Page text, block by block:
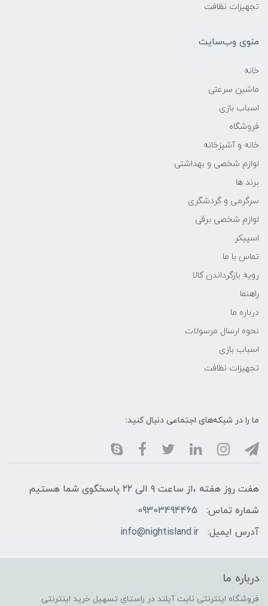
تجهیزات نظافت
منوی وب‌سایت
خانه
ماشین سرعتی
اسباب بازی
فروشگاه
خانه و آشپزخانه
لوازم شخصی و بهداشتی
برند ها
سرگرمی و گردشگری
لوازم شخصی برقی
اسپیکر
تماس با ما
رویه بازگرداندن کالا
راهنما
درباره ما
نحوه ارسال مرسولات
اسباب بازی
تجهیزات نظافت
ما را در شبکه‌های اجتماعی دنبال کنید:
هفت روز هفته ،از ساعت ۹ الی ۲۲ پاسخگوی شما هستیم
شماره تماس:
09303494465
آدرس ایمیل:
info@nightisland.ir
درباره ما
فروشگاه اینترنتی نایت آیلند در راستای تسهیل خرید اینترنتی